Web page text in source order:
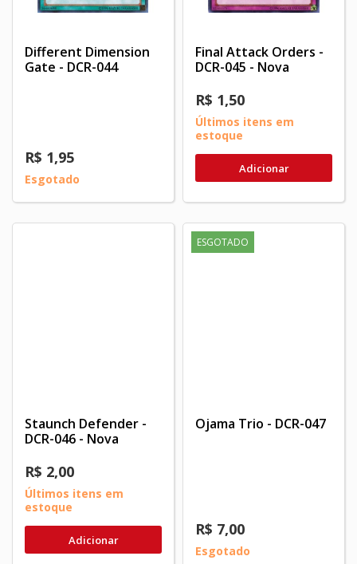
Different Dimension
Gate - DCR-044
R$ 1,95
Esgotado
Final Attack Orders -
DCR-045 - Nova
R$ 1,50
Últimos itens em
estoque
Adicionar
Staunch Defender -
DCR-046 - Nova
R$ 2,00
Últimos itens em
estoque
Adicionar
ESGOTADO
Ojama Trio - DCR-047
R$ 7,00
Esgotado